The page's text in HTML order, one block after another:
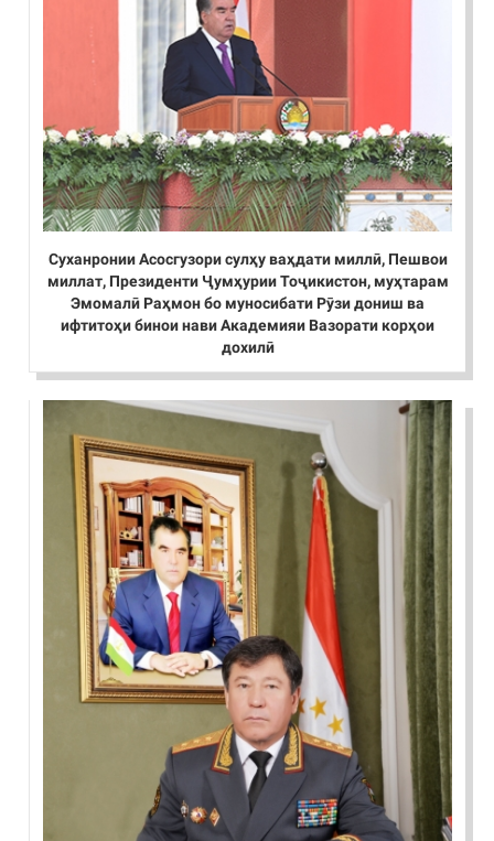
Суханронии Асосгузори сулҳу ваҳдати миллӣ, Пешвои
миллат, Президенти Ҷумҳурии Тоҷикистон, муҳтарам
Эмомалӣ Раҳмон бо муносибати Рӯзи дониш ва
ифтитоҳи бинои нави Академияи Вазорати корҳои
дохилӣ